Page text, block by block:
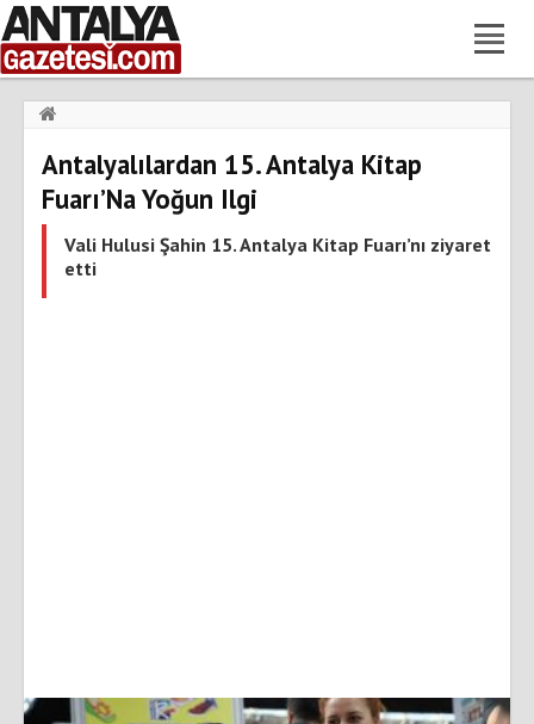
Antalyalılardan 15. Antalya Kitap Fuarı’Na Yoğun Ilgi
Antalyalılardan 15. Antalya Kitap
Fuarı’Na Yoğun Ilgi
Vali Hulusi Şahin 15. Antalya Kitap Fuarı’nı ziyaret
etti